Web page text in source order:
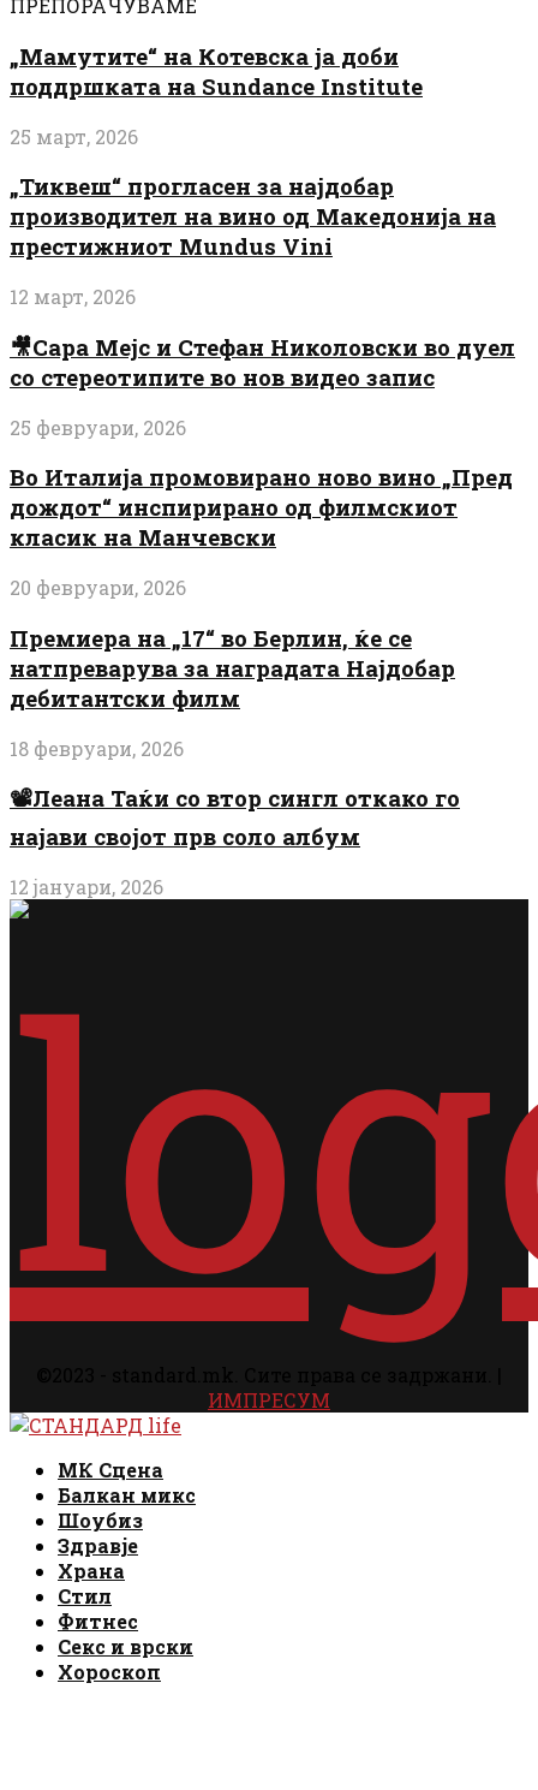
ПРЕПОРАЧУВАМЕ
„Мамутите“ на Котевска ја доби
поддршката на Sundance Institute
25 март, 2026
„Тиквеш“ прогласен за најдобар
производител на вино од Македонија на
престижниот Mundus Vini
12 март, 2026
🎥Сара Мејс и Стефан Николовски во дуел
со стереотипите во нов видео запис
25 февруари, 2026
Во Италија промовирано ново вино „Пред
дождот“ инспирирано од филмскиот
класик на Манчевски
20 февруари, 2026
Премиера на „17“ во Берлин, ќе се
натпреварува за наградата Најдобар
дебитантски филм
18 февруари, 2026
📽️Леана Таќи со втор сингл откако го
најави својот прв соло албум
12 јануари, 2026
ИМПРЕСУМ
Facebook
Instagram
Email
Rss
МК Сцена
Балкан микс
Шоубиз
Здравје
Храна
Стил
Фитнес
Секс и врски
Хороскоп